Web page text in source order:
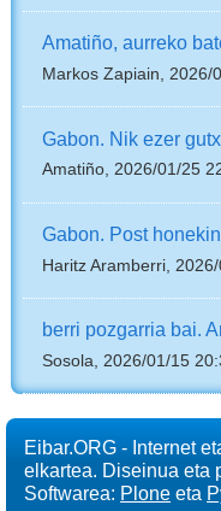
Amatiño, aurreko
Markos Zapiain, 2026/
Gabon. Nik ezer
Amatiño, 2026/01/25
Gabon. Post
Haritz Aramberri,
berri pozgarria bai.
Sosola, 2026/01/15
Eibar.ORG - Internet
elkartea. Diseinua eta
Softwarea: Plone eta